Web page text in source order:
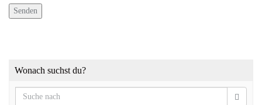
Wonach suchst du?